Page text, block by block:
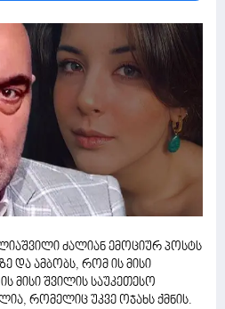
ძალიან ემოციურ პოსტს
და ამბობს, რომ ის მისი
მისი შვილის საუკეთესო
რომელიც უკვე ოჯახს ქმნის.